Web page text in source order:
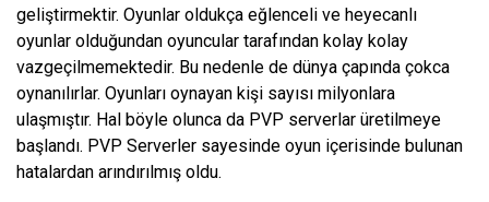
geliştirmektir. Oyunlar oldukça eğlenceli ve heyecanlı
oyunlar olduğundan oyuncular tarafından kolay kolay
vazgeçilmemektedir. Bu nedenle de dünya çapında çokca
oynanılırlar. Oyunları oynayan kişi sayısı milyonlara
ulaşmıştır. Hal böyle olunca da PVP serverlar üretilmeye
başlandı. PVP Serverler sayesinde oyun içerisinde bulunan
hatalardan arındırılmış oldu.